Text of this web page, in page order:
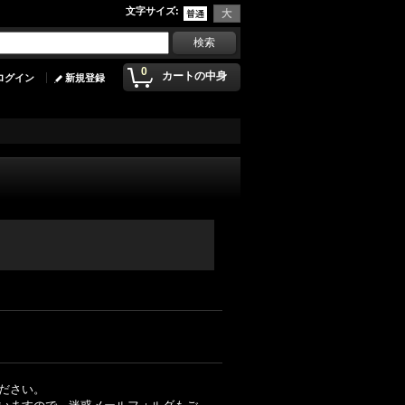
文字サイズ:
0 カートの中身
グイン 新規登録
さい。